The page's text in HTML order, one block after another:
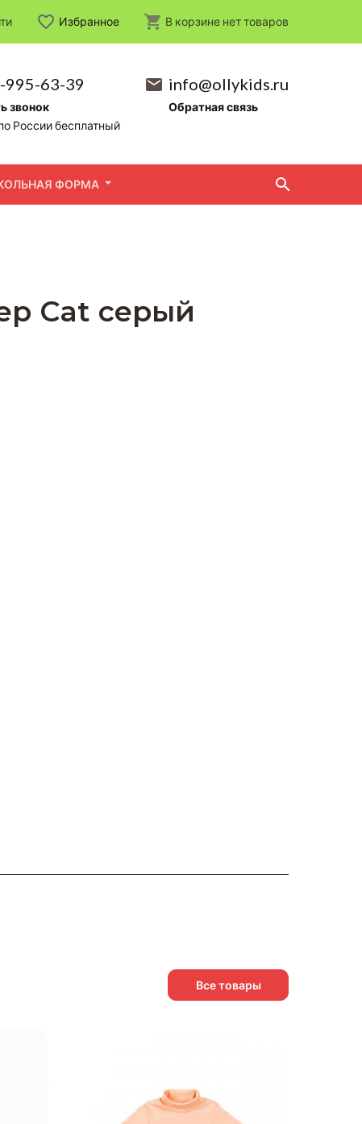
995-63-39
звонок
России бесплатный
info@ollykids.ru
Обратная связь
ФОРМА
Избранное В корзине неттоваров
Cat серый
Все товары